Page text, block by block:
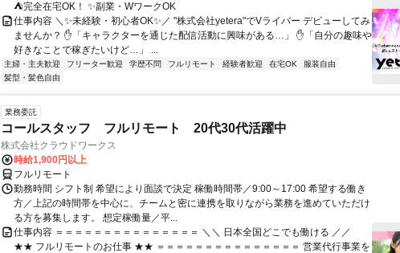
⛺完全在宅OK！ ✨副業・WワークOK
仕事内容 ＼✨未経験・初心者OK✨／ "株式会社yetera"でVライバー デビューしてみ
ませんか？ ✋「キャラクターを通じた配信活動に興味がある…」 ✋「自分の趣味や
好きなことで稼ぎたいけど…」 ...
主婦・主夫歓迎 フリーター歓迎 学歴不問 フルリモート 経験者歓迎 在宅OK
服装自由
髪型・髪色自由
業務委託
コールスタッフ フルリモート 20代30代活躍中
株式会社クラウドワークス
時給1,900円以上
フルリモート
勤務時間 シフト制 希望により面談で決定 稼働時間帯／9:00～17:00 希望する働き
方／上記の時間帯を中心に、チームと密に連携を取りながら業務を進めていただけ
る方を募集します。 想定稼働量／平...
仕事内容 ＝＝＝＝＝＝＝＝＝＝＝＝＝＝＝ ＼＼ 日本全国どこでも働ける ／／
★★ フルリモートのお仕事 ★★ ＝＝＝＝＝＝＝＝＝＝＝＝＝＝＝ 営業代行事業を